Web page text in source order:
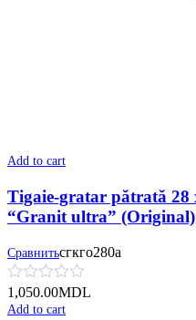
Add to cart
Tigaie-gratar pătrată 28
“Granit ultra” (Original)
Сравнитьсгкго280а
1,050.00MDL
Add to cart